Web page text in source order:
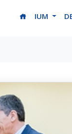
(current)
IUM